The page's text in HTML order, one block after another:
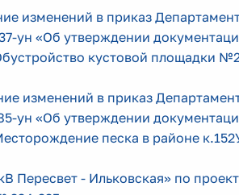
изменений в приказ
«Об утверждении
кустовой площадки
изменений в приказ
«Об утверждении
песка в районе
Пересвет - Ильковская» по